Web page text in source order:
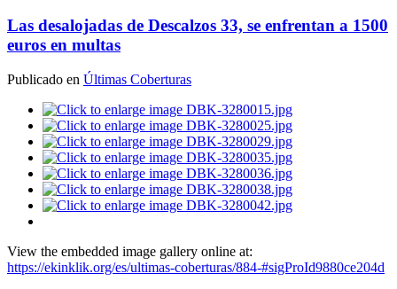
Las desalojadas de Descalzos 33, se enfrentan a 1500
euros en multas
Publicado en Últimas Coberturas
View the embedded image gallery online at:
https://ekinklik.org/es/ultimas-coberturas/884-#sigProId9880ce204d